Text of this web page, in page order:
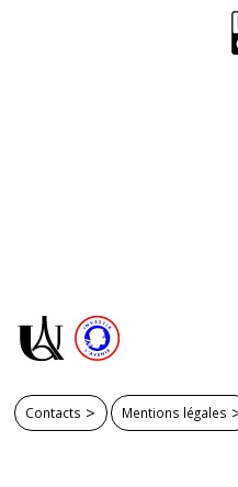
Contacts Mentions légales